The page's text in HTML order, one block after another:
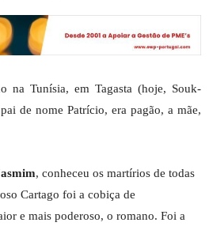
na Tunísia, em Tagasta (hoje, Souk-
de nome Patrício, era pagão, a mãe,
, conheceu os martírios de todas
Cartago foi a cobiça de
e mais poderoso, o romano. Foi a